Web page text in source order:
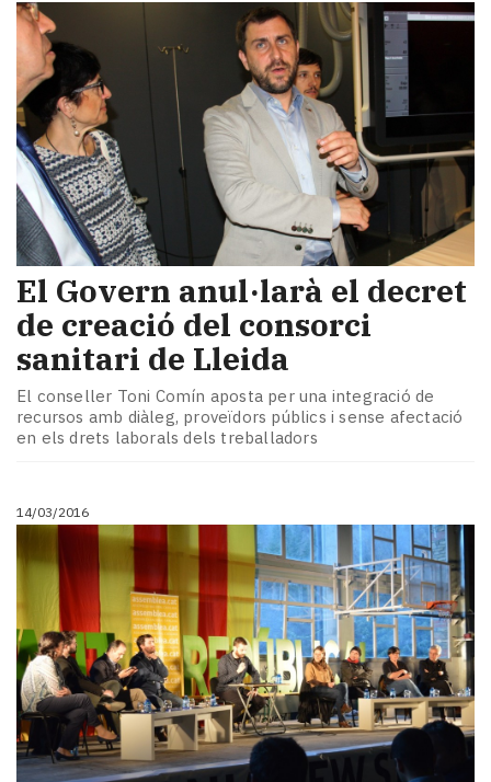
El Govern anul·larà el decret
de creació del consorci
sanitari de Lleida
El conseller Toni Comín aposta per una integració de
recursos amb diàleg, proveïdors públics i sense afectació
en els drets laborals dels treballadors
14/03/2016